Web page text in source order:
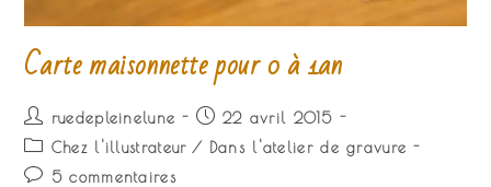
Carte maisonnette pour 0 à 1an
Auteur/autrice
de
ruedepleinelune
Publication
publiée :
22 avril 2015
Post
category:
Chez l'illustrateur / Dans l'atelier de gravure
Commentaires
5 commentaires